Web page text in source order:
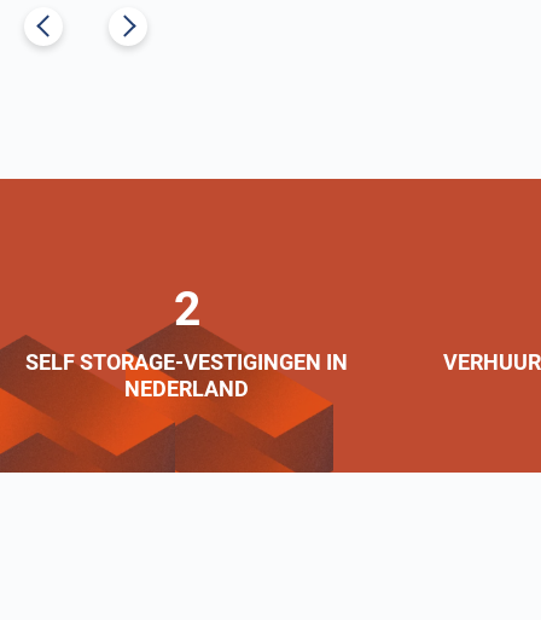
2
SELF STORAGE-VESTIGINGEN IN
NEDERLAND